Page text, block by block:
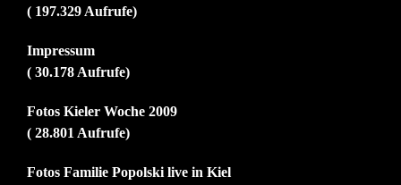
( 197.329 Aufrufe)
Impressum
( 30.178 Aufrufe)
Fotos Kieler Woche 2009
( 28.801 Aufrufe)
Fotos Familie Popolski live in Kiel